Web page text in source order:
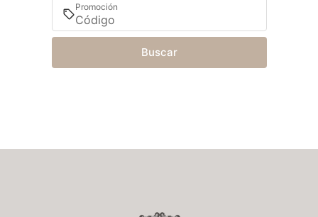
Promoción
Buscar